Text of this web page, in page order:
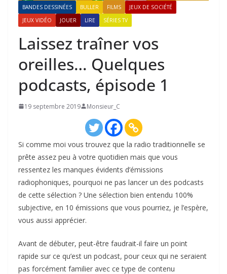
BANDES DESSINÉES BULLER FILMS
JEUX DE SOCIÉTÉ
JEUX VIDÉO
JOUER LIRE SÉRIES TV
Laissez traîner vos
oreilles… Quelques
podcasts, épisode 1
19 septembre 2019 Monsieur_C
Si comme moi vous trouvez que la radio traditionnelle se
prête assez peu à votre quotidien mais que vous
ressentez les manques évidents d’émissions
radiophoniques, pourquoi ne pas lancer un des podcasts
de cette sélection ? Une sélection bien entendu 100%
subjective, en 10 émissions que vous pourriez, je l’espère,
vous aussi apprécier.
Avant de débuter, peut-être faudrait-il faire un point
rapide sur ce qu’est un podcast, pour ceux qui ne seraient
pas forcément familier avec ce type de contenu